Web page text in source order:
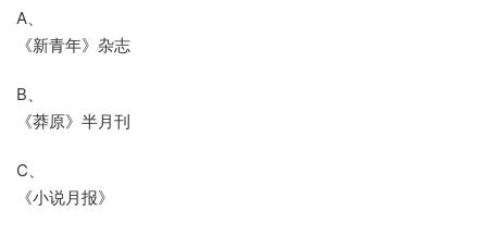
A、
《新青年》杂志
B、
《莽原》半月刊
C、
《小说月报》